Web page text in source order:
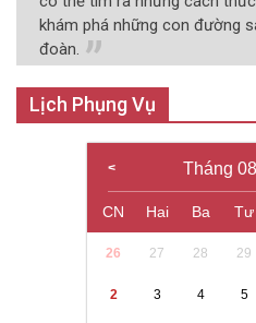
khám phá những con đường
đoàn.
Lịch Phụng Vụ
Tháng
CN Hai Ba Tư
26 27 28 29
2 3 4 5